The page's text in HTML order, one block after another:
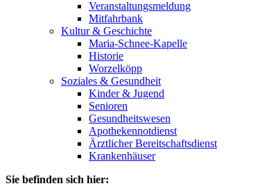
Veranstaltungsmeldung
Mitfahrbank
Kultur & Geschichte
Maria-Schnee-Kapelle
Historie
Worzelköpp
Soziales & Gesundheit
Kinder & Jugend
Senioren
Gesundheitswesen
Apothekennotdienst
Ärztlicher Bereitschaftsdienst
Krankenhäuser
Sie befinden sich hier: